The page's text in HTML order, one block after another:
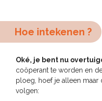
Hoe intekenen ?
Oké, je bent nu
coöperant te worden en
ploeg, hoef je alleen
volgen: